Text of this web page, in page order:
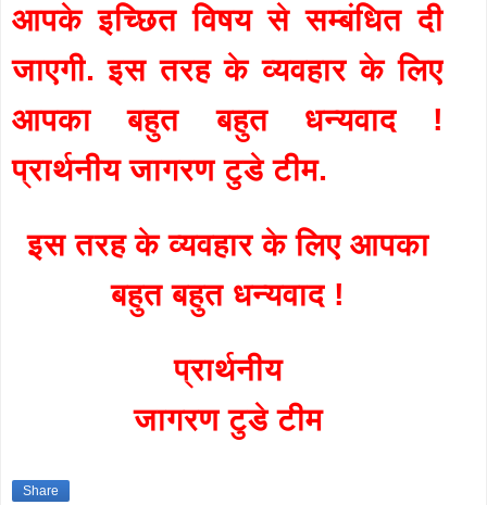
आपके इच्छित विषय से सम्बंधित दी
जाएगी. इस तरह के व्यवहार के लिए
आपका बहुत बहुत धन्यवाद !
प्रार्थनीय जागरण टुडे टीम.
इस तरह के व्यवहार के लिए आपका
बहुत बहुत धन्यवाद !
प्रार्थनीय
जागरण टुडे टीम
Share